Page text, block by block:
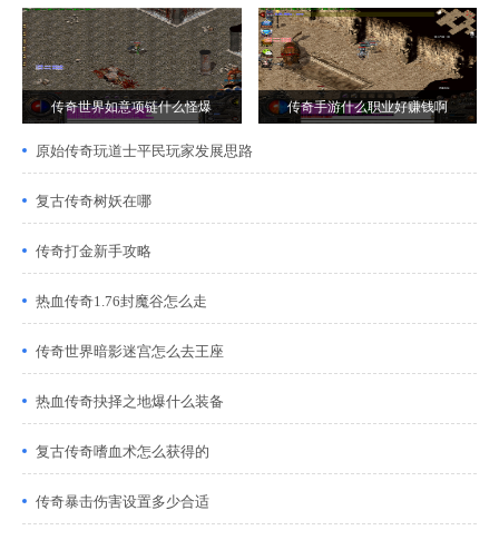
传奇世界如意项链什么怪爆 传奇手游什么职业好赚钱啊
原始传奇玩道士平民玩家发展思路
复古传奇树妖在哪
传奇打金新手攻略
热血传奇1.76封魔谷怎么走
传奇世界暗影迷宫怎么去王座
热血传奇抉择之地爆什么装备
复古传奇嗜血术怎么获得的
传奇暴击伤害设置多少合适